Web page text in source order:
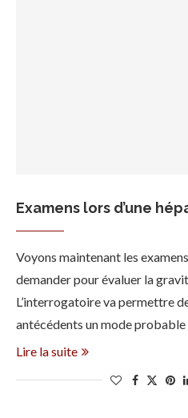
Examens lors d’une
Voyons maintenant les
demander pour évaluer la
L’interrogatoire va permettre
antécédents un mode
Lire la suite